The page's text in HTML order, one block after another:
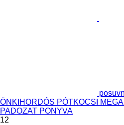
ÖNKIHORDÓS PÓTKOCSI
PADOZAT PONYVA
12